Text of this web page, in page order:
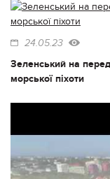
24.05.23
Зеленський на
морської піхоти